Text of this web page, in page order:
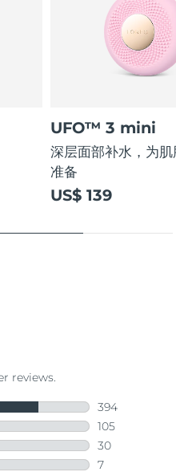
UFO™ 3 mini
深层面部补水，为
准备
US$ 139